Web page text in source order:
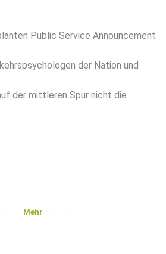
Public Service Announcement
der Nation und
der mittleren Spur nicht die
auf Brücken, entspannteres
Mehr